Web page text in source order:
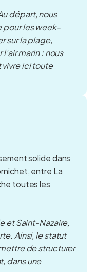
départ, nous
pour les week-
sur la plage,
marin : nous
ici toute
solide dans
entre La
toutes les
et Saint-Nazaire,
Ainsi, le statut
de structurer
dans une